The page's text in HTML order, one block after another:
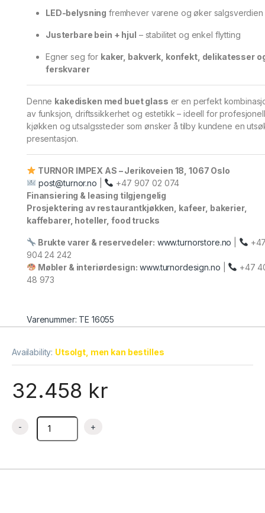
LED-belysning fremhever varene og øker salgsverdien
Justerbare bein + hjul – stabilitet og enkel flytting
Egner seg for kaker, bakverk, konfekt, delikatesser
ferskvarer
Denne kakedisken med buet glass er en perfekt
av funksjon, driftssikkerhet og estetikk – ideell for
kjøkken og utsalgssteder som ønsker å tilby kundene en
presentasjon.
TURNOR IMPEX AS – Jerikoveien 18, 1067 Oslo
post@turnor.no
+47 907 02 074
Finansiering & leasing tilgjengelig
Prosjektering av restaurantkjøkken, kafeer, bakerier,
kaffebarer, hoteller, food trucks
Brukte varer & reservedeler: www.turnorstore.no
904 24 242
Møbler & interiørdesign: www.turnordesign.no
+47
48 973
Varenummer: TE 16055
Availability: Utsolgt, men kan bestilles
32.458 kr
Kakedisk buet glass 905x745x1360 mm LPD900C/BLACK,